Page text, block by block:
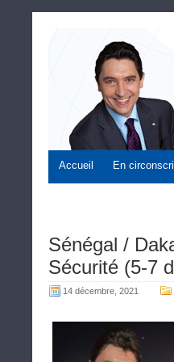
Accueil En
Sénégal /
Sécurité (5-7
14 décembre, 2021